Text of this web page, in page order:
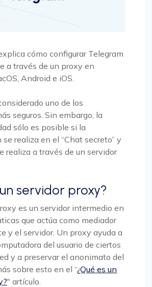
cómo configurar Telegram
a través de un proxy en
Android e iOS.
uno de los
seguros. Sin embargo, la
sólo es posible si la
realiza en el “Chat secreto” y
realiza a través de un servidor
servidor proxy?
es un servidor intermedio en
que actúa como mediador
y el servidor. Un proxy ayuda a
del usuario de ciertos
y a preservar el anonimato del
sobre esto en el “¿Qué es un
" artículo.